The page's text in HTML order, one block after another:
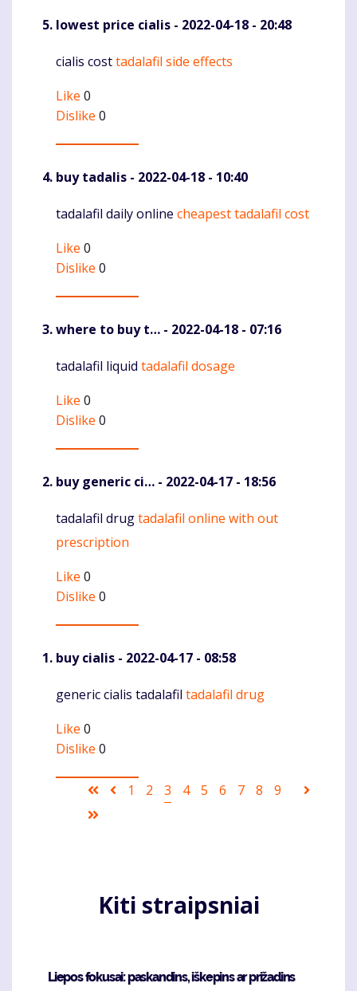
lowest price cialis - 2022-04-18 - 20:48
Komentaras
cialis costtadalafil side effects
Like 0
Dislike 0
buy tadalis - 2022-04-18 - 10:40
Komentaras
tadalafil daily online cheapest tadalafil cost
Like 0
Dislike 0
where to buy t… - 2022-04-18 - 07:16
Komentaras
tadalafil liquid tadalafil dosage
Like 0
Dislike 0
buy generic ci… - 2022-04-17 - 18:56
Komentaras
tadalafil drugtadalafil online with out
prescription
Like 0
Dislike 0
buy cialis - 2022-04-17 - 08:58
Komentaras
generic cialis tadalafil tadalafil drug
Like 0
Dislike 0
Pagination
First Ankstesnis
Puslapis
1 Puslapis
2
Current
3 Puslapis
4 Puslapis
5 Puslapis
6 Puslapis
7 Puslapis
8 Puslapis
9
Kiti straipsniai
Liepos fokusai: paskandins, iškepins ar prižadins